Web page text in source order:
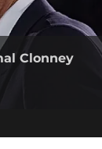
Clonney